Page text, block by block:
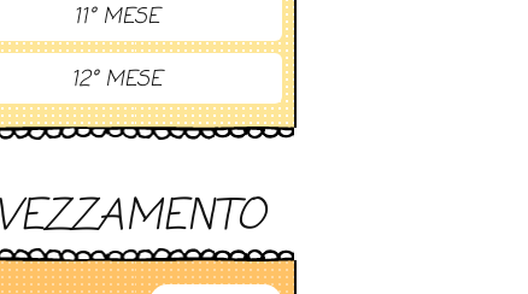
11° MESE
12° MESE